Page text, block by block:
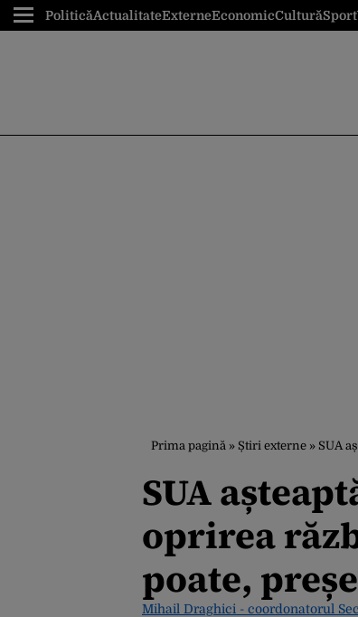
PoliticăActualitateExterneEconomicCulturăSport
Prima pagină » Știri externe » SUA
SUA
oprirea
poate,
Mihail Draghici - coordonatorul